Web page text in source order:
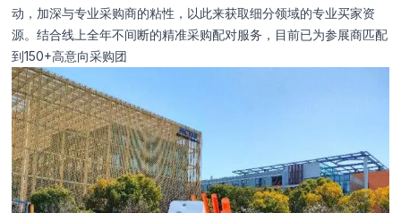
动，加深与专业采购商的粘性，以此来获取细分领域的专业买家资
源。结合线上全年不间断的精准采购配对服务，目前已为参展商匹配
到150+高意向采购团